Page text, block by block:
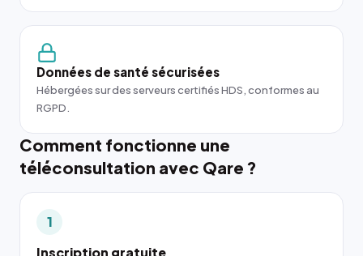
Données de santé sécurisées
Hébergées sur des serveurs certifiés HDS, conformes au
RGPD.
Comment fonctionne une
téléconsultation avec Qare ?
1
Inscription gratuite